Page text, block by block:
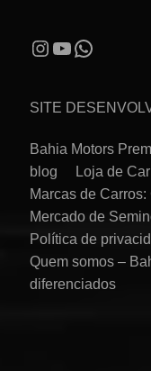
SITE
Bahia Motors
blog
Loja de
Marcas de
Mercado de
Política de
Quem somos –
diferenciados